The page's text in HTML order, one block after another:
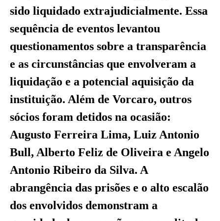
sido liquidado extrajudicialmente. Essa
sequência de eventos levantou
questionamentos sobre a transparência
e as circunstâncias que envolveram a
liquidação e a potencial aquisição da
instituição. Além de Vorcaro, outros
sócios foram detidos na ocasião:
Augusto Ferreira Lima, Luiz Antonio
Bull, Alberto Feliz de Oliveira e Angelo
Antonio Ribeiro da Silva. A
abrangência das prisões e o alto escalão
dos envolvidos demonstram a